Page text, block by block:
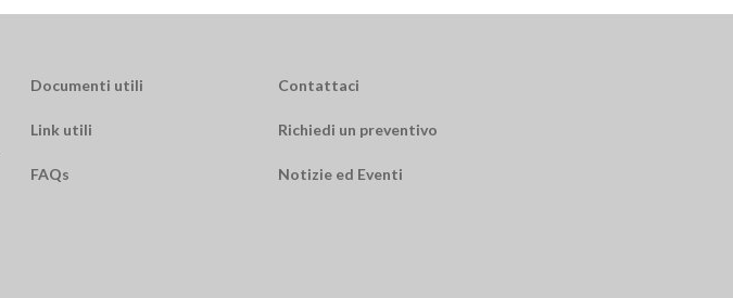
Documenti utili Contattaci
Link utili Richiedi un preventivo
FAQs Notizie ed Eventi